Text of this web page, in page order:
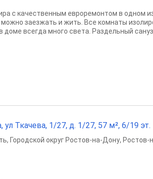
с качественным евроремонтом в одном
можно заезжать и жить. Все комнаты
доме всегда много света. Раздельный
ул Ткачева, 1/27, д. 1/27, 57 м², 6/19 эт.
, Городской округ Ростов-на-Дону, Ростов-